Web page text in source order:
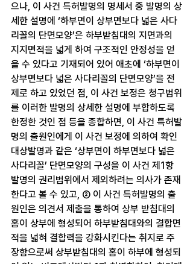
으나, 이 사건 특허발명의 명세서 중 발명의 상
세한 설명에 ‘하부면이 상부면보다 넓은 사다
리꼴의 단면모양’은 하부받침대의 지면과의
지지면적을 넓게 하여 구조적인 안정성을 얻
을 수 있다고 기재되어 있어 애초에 ‘하부면이
상부면보다 넓은 사다리꼴의 단면모양’을 전
제로 하고 있었던 점, 이 사건 보정은 청구범위
를 이러한 발명의 상세한 설명에 부합하도록
한정한 것인 점 등을 종합하면, 이 사건 특허발
명의 출원인에게 이 사건 보정에 의하여 확인
대상발명과 같은 ‘상부면이 하부면보다 넓은
사다리꼴’ 단면모양의 구성을 이 사건 제1항
발명의 권리범위에서 제외하려는 의사가 존재
한다고 볼 수 있고, ② 이 사건 특허발명의 출
원인은 의견서 제출을 통하여 상부 받침대의
홈이 상부에 형성되어 하부받침대와의 결합면
적을 넓혀 결합력을 강화시킨다는 취지로 주
장함으로써 상부받침대의 홈이 하부에 형성되